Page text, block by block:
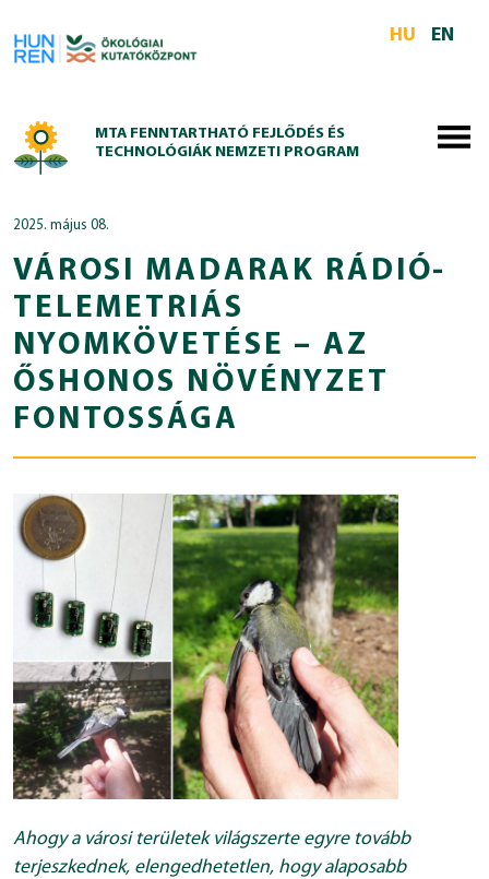
HU
EN
MTA FENNTARTHATÓ FEJLŐDÉS ÉS
TECHNOLÓGIÁK NEMZETI PROGRAM
2025. május 08.
VÁROSI MADARAK RÁDIÓ-
TELEMETRIÁS
NYOMKÖVETÉSE – AZ
ŐSHONOS NÖVÉNYZET
FONTOSSÁGA
Ahogy a városi területek világszerte egyre tovább
terjeszkednek, elengedhetetlen, hogy alaposabb